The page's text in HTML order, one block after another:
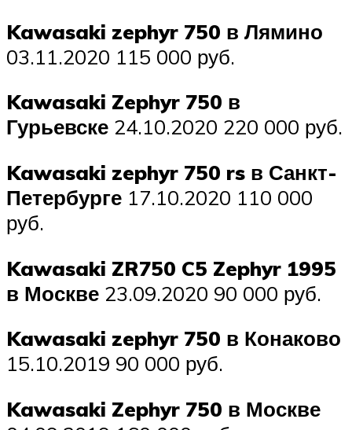
Kawasaki zephyr 750 в Лямино
03.11.2020 115 000 руб.
Kawasaki Zephyr 750 в
Гурьевске 24.10.2020 220 000 руб.
Kawasaki zephyr 750 rs в Санкт-
Петербурге 17.10.2020 110 000
руб.
Kawasaki ZR750 C5 Zephyr 1995
в Москве 23.09.2020 90 000 руб.
Kawasaki zephyr 750 в Конаково
15.10.2019 90 000 руб.
Kawasaki Zephyr 750 в Москве